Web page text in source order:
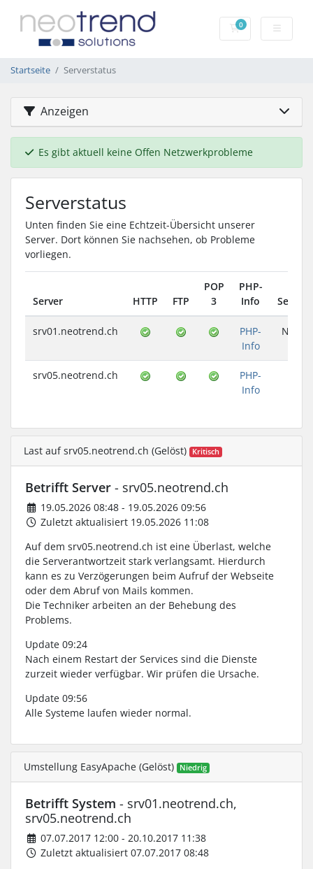
0Mein Warenkorb
Startseite Serverstatus
Anzeigen
Es gibt aktuell keine Offen Netzwerkprobleme
Serverstatus
Unten finden Sie eine Echtzeit-Übersicht unserer
Server. Dort können Sie nachsehen, ob Probleme
vorliegen.
Server HTTP FTP
POP
3
PHP-
Info
srv01.neotrend.ch
PHP-
Info
Nicht
srv05.neotrend.ch
PHP-
Info
Last auf srv05.neotrend.ch (Gelöst) Kritisch
Betrifft Server - srv05.neotrend.ch
19.05.2026 08:48 - 19.05.2026 09:56
Zuletzt aktualisiert 19.05.2026 11:08
Auf dem srv05.neotrend.ch ist eine Überlast, welche
die Serverantwortzeit stark verlangsamt. Hierdurch
kann es zu Verzögerungen beim Aufruf der Webseite
oder dem Abruf von Mails kommen.
Die Techniker arbeiten an der Behebung des
Problems.
Update 09:24
Nach einem Restart der Services sind die Dienste
zurzeit wieder verfügbar. Wir prüfen die Ursache.
Update 09:56
Alle Systeme laufen wieder normal.
Umstellung EasyApache (Gelöst) Niedrig
Betrifft System - srv01.neotrend.ch,
srv05.neotrend.ch
07.07.2017 12:00 - 20.10.2017 11:38
Zuletzt aktualisiert 07.07.2017 08:48